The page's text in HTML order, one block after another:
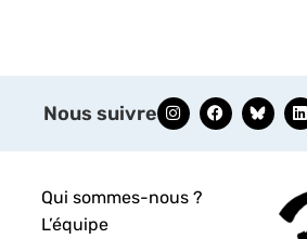
Nous suivre
Qui sommes-nous ?
L’équipe